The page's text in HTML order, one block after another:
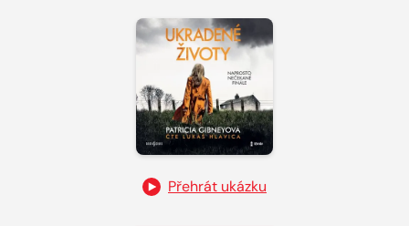
Přehrát ukázku